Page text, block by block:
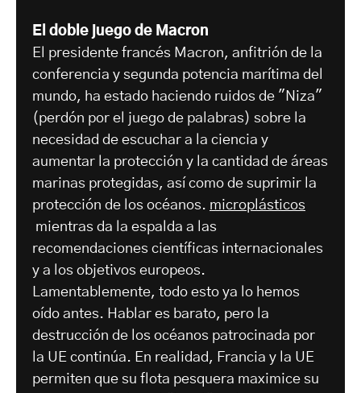
El doble juego de Macron
El presidente francés Macron, anfitrión de la
conferencia y segunda potencia marítima del
mundo, ha estado haciendo ruidos de "Niza"
(perdón por el juego de palabras) sobre la
necesidad de escuchar a la ciencia y
aumentar la protección y la cantidad de áreas
marinas protegidas, así como de suprimir la
protección de los océanos. microplásticos
mientras da la espalda a las
recomendaciones científicas internacionales
y a los objetivos europeos.
Lamentablemente, todo esto ya lo hemos
oído antes. Hablar es barato, pero la
destrucción de los océanos patrocinada por
la UE continúa. En realidad, Francia y la UE
permiten que su flota pesquera maximice su